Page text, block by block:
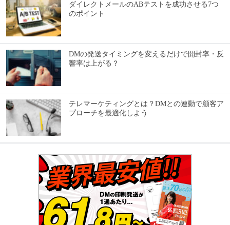
ダイレクトメールのABテストを成功させる7つ
のポイント
DMの発送タイミングを変えるだけで開封率・反
響率は上がる？
テレマーケティングとは？DMとの連動で顧客ア
プローチを最適化しよう